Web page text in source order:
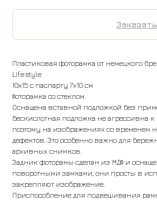
Заказать
Пластиковая фоторамка от немецкого
Lifestyle
10х15 с паспарту 7х10 см
Фоторамка со стеклом.
Оснащена вставной подложкой без
бескислотная подложка не агрессивна
поэтому на изображениях со временем
дефектов. Это особенно важно для
архивных снимков.
Задник фоторамы сделан из МДФ и
поворотными замками, они просты в
закрепляют изображение.
Приспособление для подвешивания